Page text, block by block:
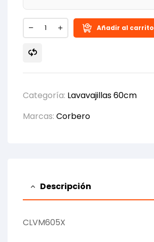
Añadir al carrito
Categoría: Lavavajillas 60cm
Marcas: Corbero
Descripción
CLVM605X